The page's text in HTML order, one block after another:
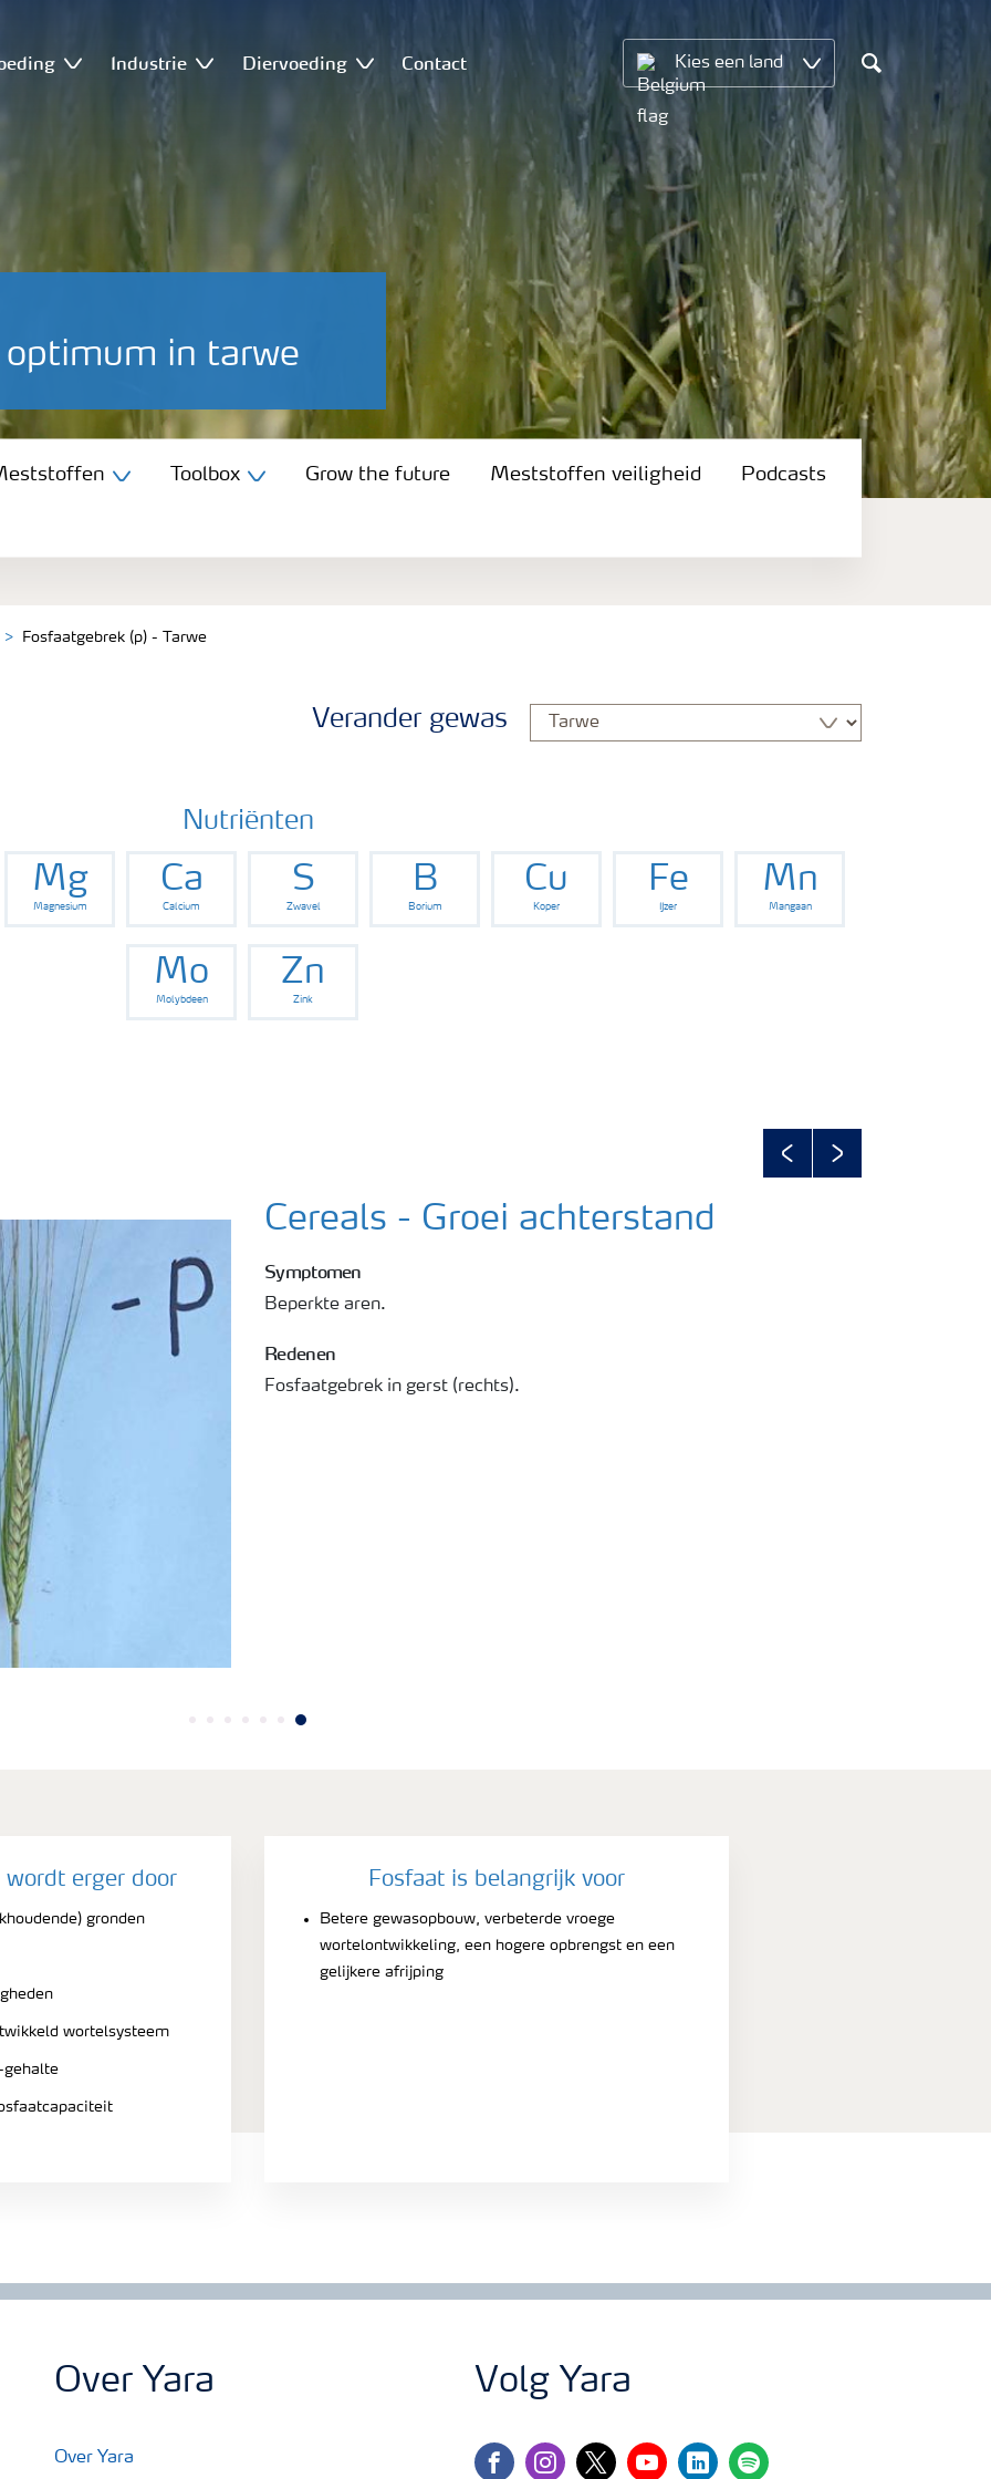
Industrie Diervoeding Contact Kies een land
Search
optimum in tarwe
Toolbox Grow the future Meststoffen veiligheid Podcasts
Fosfaatgebrek (p) - Tarwe
Verander gewas
Nutriënten
Mg
Magnesium
Ca
Calcium
S
Zwavel
B
Borium
Cu
Koper
Fe
IJzer
Mn
Mangaan
Mo
Molybdeen
Zn
Zink
PreviousNext
Cereals - Groei achterstand
Symptomen
Beperkte aren.
Redenen
Fosfaatgebrek in gerst (rechts).
wordt erger door
gronden
wortelsysteem
gehalte
Fosfaat is belangrijk voor
Betere gewasopbouw, verbeterde vroege
wortelontwikkeling, een hogere opbrengst en een
gelijkere afrijping
Over Yara
Over Yara
Volg Yara
facebookinstagram
twitteryoutubelinkedinspotify